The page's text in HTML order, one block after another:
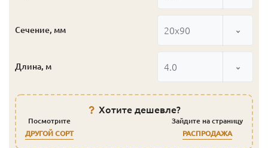
Сечение, мм 20x90
Длина, м 4.0
Хотите дешевле?
Посмотрите
ДРУГОЙ СОРТ
Зайдите на страницу
РАСПРОДАЖА